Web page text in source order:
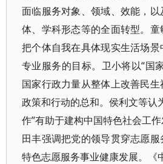
面临服务对象、领域、效能，
体、学科形态等的全面转型。
把个体自我在具体现实生活场
专业服务的目标。卫小将以“国
国家行政力量从整体上改善民
政策和行动的总和。侯利文等认
作”有助于建构中国特色社会工作
田丰强调把党的领导贯穿志愿
特色志愿服务事业健康发展。《